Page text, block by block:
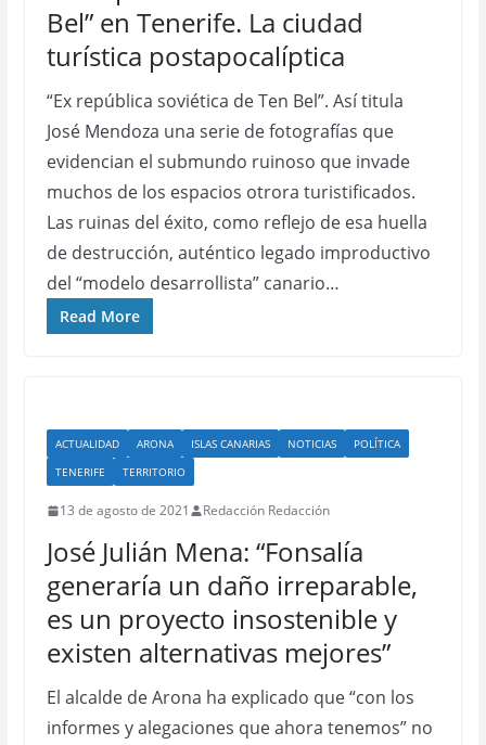
Bel” en Tenerife. La ciudad
turística postapocalíptica
“Ex república soviética de Ten Bel”. Así titula
José Mendoza una serie de fotografías que
evidencian el submundo ruinoso que invade
muchos de los espacios otrora turistificados.
Las ruinas del éxito, como reflejo de esa huella
de destrucción, auténtico legado improductivo
del “modelo desarrollista” canario…
Read More
ACTUALIDAD ARONA ISLAS CANARIAS NOTICIAS
POLÍTICA
TENERIFE
TERRITORIO
13 de agosto de 2021 Redacción Redacción
José Julián Mena: “Fonsalía
generaría un daño irreparable,
es un proyecto insostenible y
existen alternativas mejores”
El alcalde de Arona ha explicado que “con los
informes y alegaciones que ahora tenemos” no